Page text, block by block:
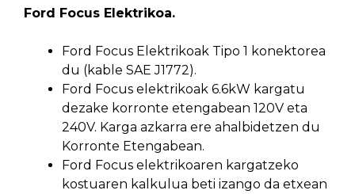
Ford Focus Elektrikoa.
Ford Focus Elektrikoak Tipo 1 konektorea
du (kable SAE J1772).
Ford Focus elektrikoak 6.6kW kargatu
dezake korronte etengabean 120V eta
240V. Karga azkarra ere ahalbidetzen du
Korronte Etengabean.
Ford Focus elektrikoaren kargatzeko
kostuaren kalkulua beti izango da etxean